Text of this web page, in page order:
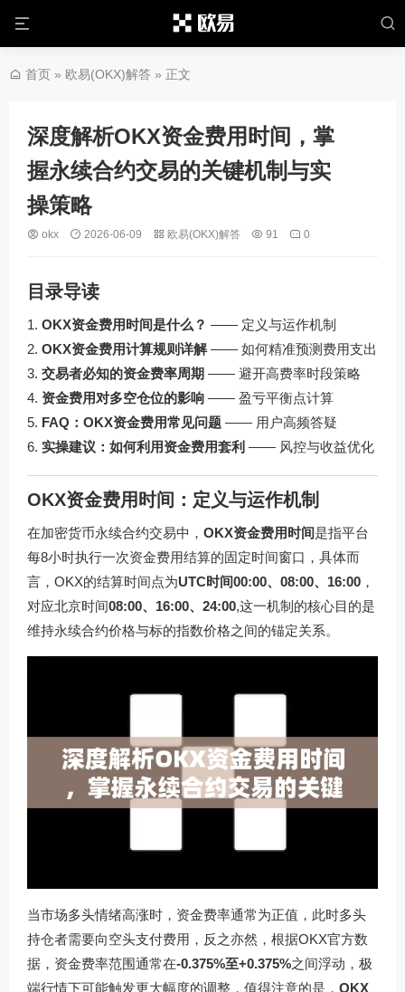
首页 » 欧易(OKX)解答 » 正文
深度解析OKX资金费用时间，掌
握永续合约交易的关键机制与实
操策略
okx 2026-06-09 欧易(OKX)解答 91 0
目录导读
OKX资金费用时间是什么？ —— 定义与运作机制
OKX资金费用计算规则详解—— 如何精准预测费用支出
交易者必知的资金费率周期 —— 避开高费率时段策略
资金费用对多空仓位的影响 —— 盈亏平衡点计算
FAQ：OKX资金费用常见问题 —— 用户高频答疑
实操建议：如何利用资金费用套利 —— 风控与收益优化
OKX资金费用时间：定义与运作机制
在加密货币永续合约交易中， OKX资金费用时间是指平台
每8小时执行一次资金费用结算的固定时间窗口，具体而
言，OKX的结算时间点为UTC时间00:00、08:00、16:00 ，
对应北京时间08:00、16:00、24:00,这一机制的核心目的是
维持永续合约价格与标的指数价格之间的锚定关系。
当市场多头情绪高涨时，资金费率通常为正值，此时多头
持仓者需要向空头支付费用，反之亦然，根据OKX官方数
据，资金费率范围通常在-0.375%至+0.375%之间浮动，极
端行情下可能触发更大幅度的调整，值得注意的是， OKX